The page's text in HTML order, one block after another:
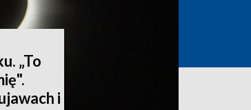
„To
i